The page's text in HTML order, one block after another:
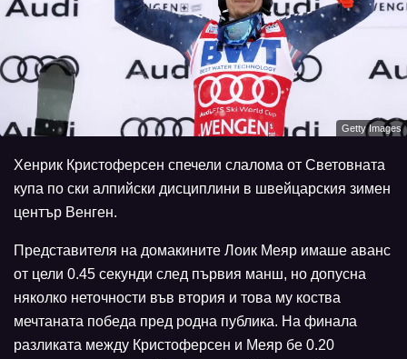
Getty Images
Хенрик Кристоферсен спечели слалома от Световната
купа по ски алпийски дисциплини в швейцарския зимен
център Венген.
Представителя на домакините Лоик Меяр имаше аванс
от цели 0.45 секунди след първия манш, но допусна
няколко неточности във втория и това му коства
мечтаната победа пред родна публика. На финала
разликата между Кристоферсен и Меяр бе 0.20